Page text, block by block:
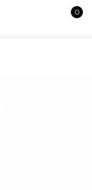
0